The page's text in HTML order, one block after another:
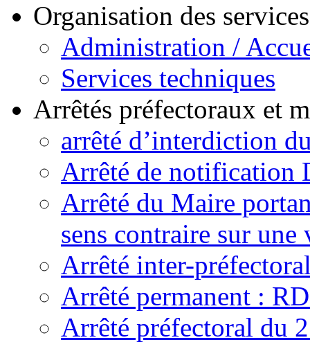
Organisation des
Administration /
Services techniques
Arrêtés préfectoraux et
arrêté d’interdiction
Arrêté de notification
Arrêté du Maire
sens contraire sur une
Arrêté inter-
Arrêté permanent :
Arrêté préfectoral du